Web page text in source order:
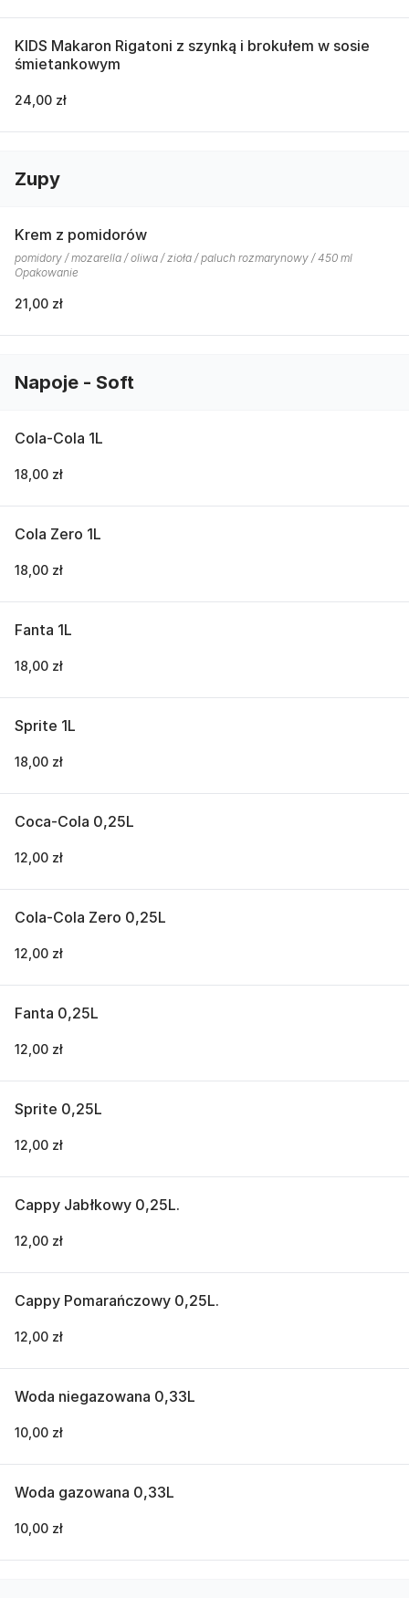
KIDS Makaron Rigatoni z szynką i brokułem w sosie
śmietankowym
24,00 zł
Zupy
Krem z pomidorów
pomidory / mozarella / oliwa / zioła / paluch rozmarynowy / 450 ml
Opakowanie
21,00 zł
Napoje - Soft
Cola-Cola 1L
18,00 zł
Cola Zero 1L
18,00 zł
Fanta 1L
18,00 zł
Sprite 1L
18,00 zł
Coca-Cola 0,25L
12,00 zł
Cola-Cola Zero 0,25L
12,00 zł
Fanta 0,25L
12,00 zł
Sprite 0,25L
12,00 zł
Cappy Jabłkowy 0,25L.
12,00 zł
Cappy Pomarańczowy 0,25L.
12,00 zł
Woda niegazowana 0,33L
10,00 zł
Woda gazowana 0,33L
10,00 zł